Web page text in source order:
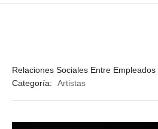
Relaciones Sociales Entre Empleados
Categoría:
Artistas